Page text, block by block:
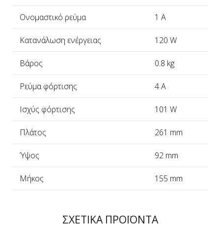
Ονομαστικό ρεύμα 1 A
Κατανάλωση ενέργειας 120 W
Βάρος 0.8 kg
Ρεύμα φόρτισης 4 A
Ισχύς φόρτισης 101 W
Πλάτος 261 mm
Ύψος 92 mm
Μήκος 155 mm
ΣΧΕΤΙΚΑ ΠΡΟΪΟΝΤΑ